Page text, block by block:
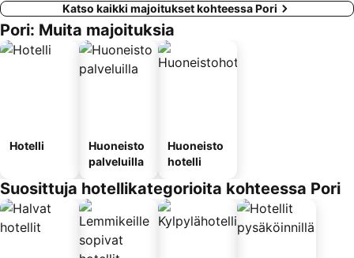
Katso kaikki majoitukset kohteessa Pori
Pori: Muita majoituksia
Hotelli
Huoneisto
palveluilla
Huoneisto
hotelli
Suosittuja hotellikategorioita kohteessa Pori